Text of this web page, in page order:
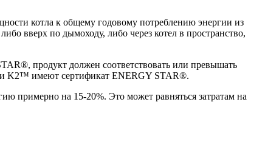
котла к общему годовому потреблению энергии из
вверх по дымоходу, либо через котел в пространство,
продукт должен соответствовать или превышать
и K2™ имеют сертификат ENERGY STAR®.
примерно на 15-20%. Это может равняться затратам на